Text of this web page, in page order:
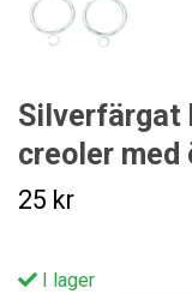
Silverfärgat
creoler med
25 kr
I lager